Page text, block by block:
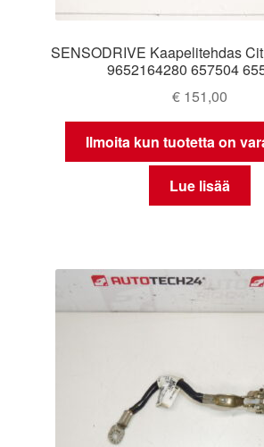
SENSODRIVE Kaapelitehdas
9652164280 657504
€ 151,00
Ilmoita kun tuotetta on
Lue lisää